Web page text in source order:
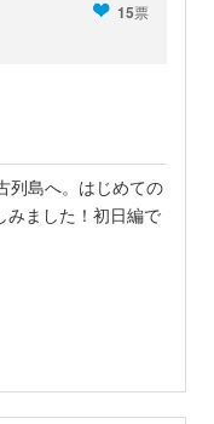
15票
列島へ。はじめての
みました！初日編で